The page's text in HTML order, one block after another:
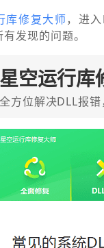
库修复大师，进入
发现的问题。
星空运行库
全方位解决DLL报